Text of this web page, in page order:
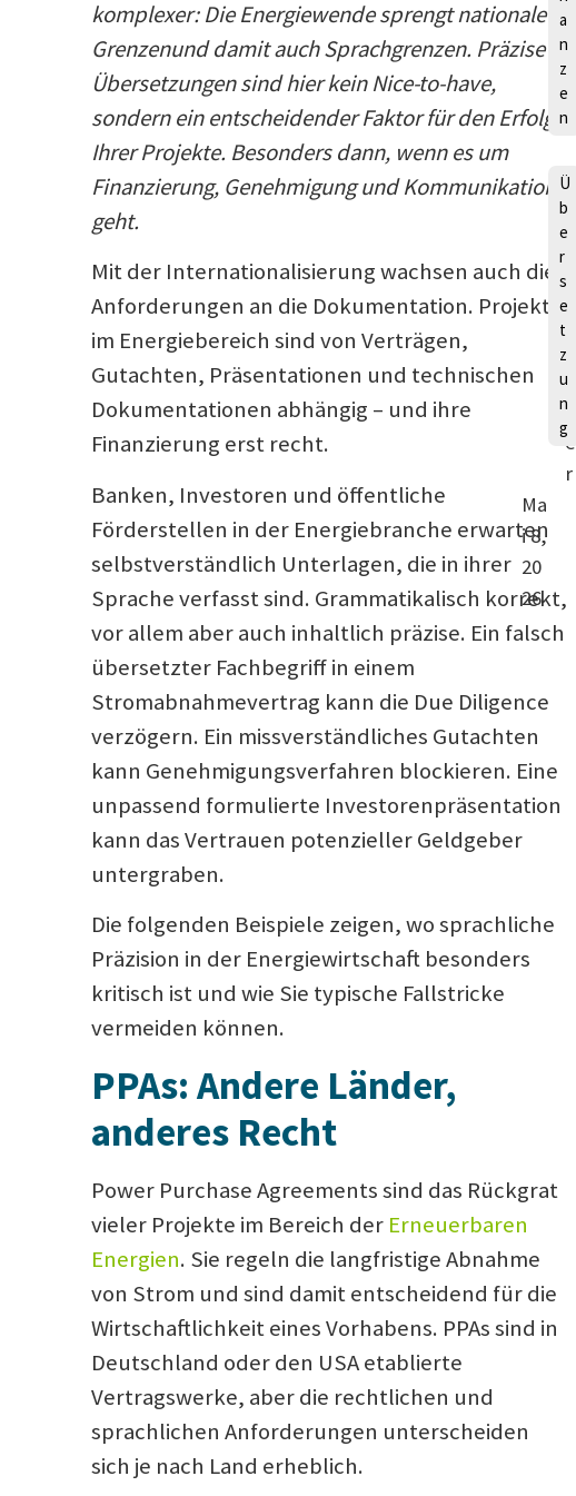
komplexer: Die Energiewende sprengt nationale
Grenzenund damit auch Sprachgrenzen. Präzise
Übersetzungen sind hier kein Nice-to-have,
sondern ein entscheidender Faktor für den Erfolg
Ihrer Projekte. Besonders dann, wenn es um
Finanzierung, Genehmigung und Kommunikation
geht.
Mit der Internationalisierung wachsen auch die
Anforderungen an die Dokumentation. Projekte
im Energiebereich sind von Verträgen,
Gutachten, Präsentationen und technischen
Dokumentationen abhängig – und ihre
Finanzierung erst recht.
Banken, Investoren und öffentliche
Förderstellen in der Energiebranche erwarten
selbstverständlich Unterlagen, die in ihrer
Sprache verfasst sind. Grammatikalisch korrekt,
vor allem aber auch inhaltlich präzise. Ein falsch
übersetzter Fachbegriff in einem
Stromabnahmevertrag kann die Due Diligence
verzögern. Ein missverständliches Gutachten
kann Genehmigungsverfahren blockieren. Eine
unpassend formulierte Investorenpräsentation
kann das Vertrauen potenzieller Geldgeber
untergraben.
Die folgenden Beispiele zeigen, wo sprachliche
Präzision in der Energiewirtschaft besonders
kritisch ist und wie Sie typische Fallstricke
vermeiden können.
PPAs: Andere Länder,
anderes Recht
Power Purchase Agreements sind das Rückgrat
vieler Projekte im Bereich der Erneuerbaren
Energien. Sie regeln die langfristige Abnahme
von Strom und sind damit entscheidend für die
Wirtschaftlichkeit eines Vorhabens. PPAs sind in
Deutschland oder den USA etablierte
Vertragswerke, aber die rechtlichen und
sprachlichen Anforderungen unterscheiden
sich je nach Land erheblich.
n
L
e
a
V
a
l
d
e
r
Ma
i 8,
20
26
a
n
z
e
n
Ü
b
e
r
s
e
t
z
u
n
g